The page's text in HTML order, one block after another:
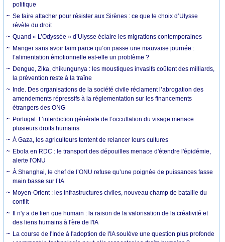
politique
Se faire attacher pour résister aux Sirènes : ce que le choix d’Ulysse
révèle du droit
Quand « L’Odyssée » d’Ulysse éclaire les migrations contemporaines
Manger sans avoir faim parce qu’on passe une mauvaise journée :
l’alimentation émotionnelle est-elle un problème ?
Dengue, Zika, chikungunya : les moustiques invasifs coûtent des milliards,
la prévention reste à la traîne
Inde. Des organisations de la société civile réclament l’abrogation des
amendements répressifs à la réglementation sur les financements
étrangers des ONG
Portugal. L’interdiction générale de l’occultation du visage menace
plusieurs droits humains
À Gaza, les agriculteurs tentent de relancer leurs cultures
Ebola en RDC : le transport des dépouilles menace d'étendre l'épidémie,
alerte l'ONU
À Shanghai, le chef de l’ONU refuse qu’une poignée de puissances fasse
main basse sur l’IA
Moyen-Orient : les infrastructures civiles, nouveau champ de bataille du
conflit
Il n'y a de lien que humain : la raison de la valorisation de la créativité et
des liens humains à l'ère de l'IA
La course de l'Inde à l'adoption de l'IA soulève une question plus profonde